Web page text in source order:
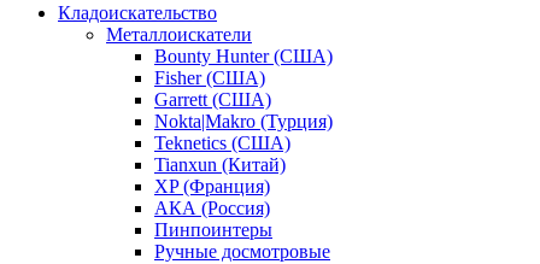
Кладоискательство
Металлоискатели
Bounty Hunter (США)
Fisher (США)
Garrett (США)
Nokta|Makro (Турция)
Teknetics (США)
Tianxun (Китай)
XP (Франция)
АКА (Россия)
Пинпоинтеры
Ручные досмотровые